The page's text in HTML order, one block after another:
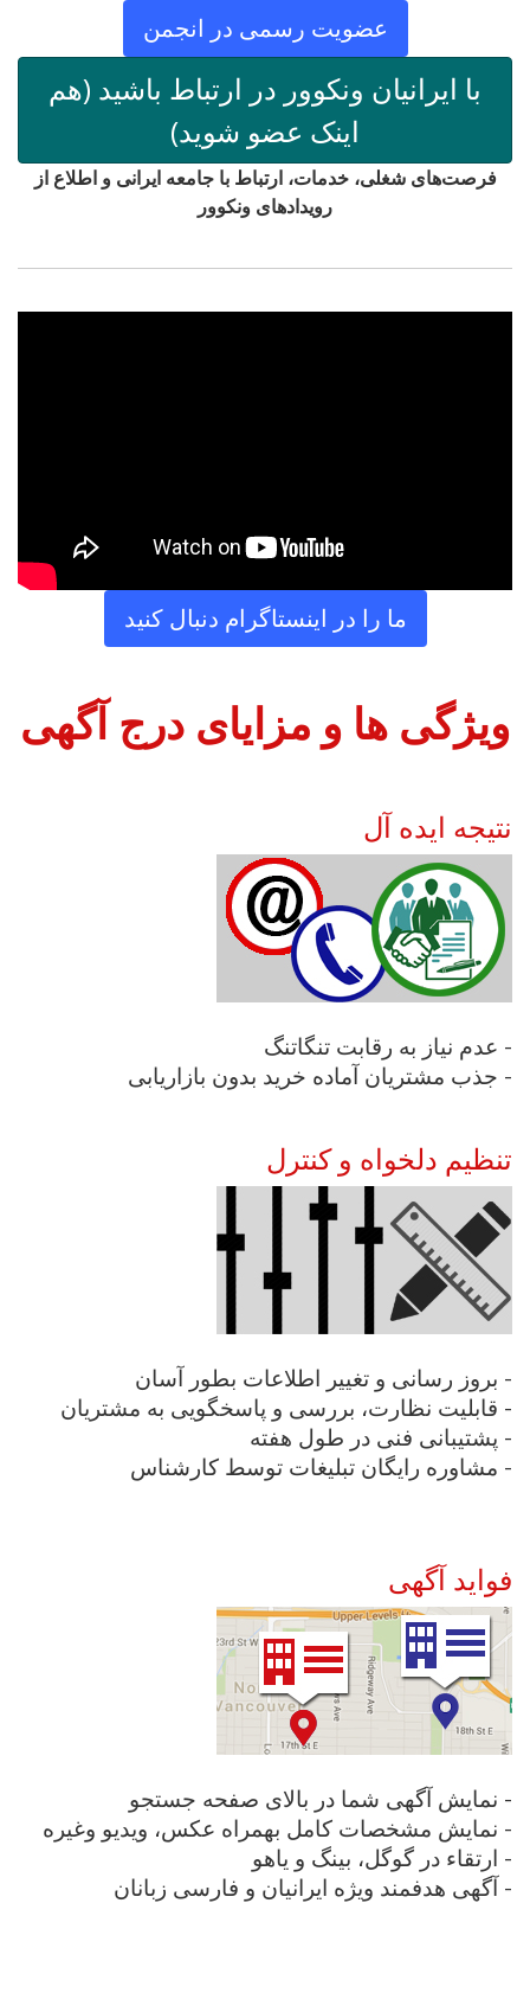
عضویت رسمی در انجمن
با ایرانیان ونکوور در ارتباط باشید (هم
اینک عضو شوید)
فرصت‌های شغلی، خدمات، ارتباط با جامعه ایرانی و اطلاع از
رویدادهای ونکوور
ما را در اینستاگرام دنبال کنید
ویژگی ها و مزایای درج آگهی
نتیجه ایده آل
عدم نیاز به رقابت تنگاتنگ -
جذب مشتریان آماده خرید بدون بازاریابی -
تنظیم دلخواه و کنترل
بروز رسانی و تغییر اطلاعات بطور آسان -
قابلیت نظارت، بررسی و پاسخگویی به مشتریان -
پشتیبانی فنی در طول هفته -
مشاوره رایگان تبلیغات توسط کارشناس -
فواید آگهی
نمایش آگهی شما در بالای صفحه جستجو -
نمایش مشخصات کامل بهمراه عکس، ویدیو وغیره -
ارتقاء در گوگل، بینگ و یاهو -
آگهی هدفمند ویژه ایرانیان و فارسی زبانان -